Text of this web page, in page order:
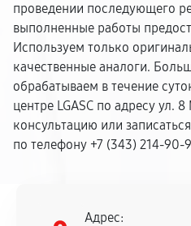
проведении последующего
выполненные работы
Используем только
качественные аналоги.
обрабатываем в течение
центре LGASC по адресу ул.
консультацию или
по телефону +7 (343) 214-90-
Адрес: